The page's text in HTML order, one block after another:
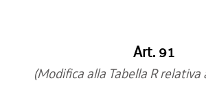
Art. 91
(Modifica alla Tabella R relativa